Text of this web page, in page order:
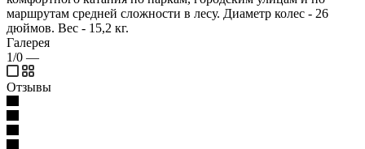
маршрутам средней сложности в лесу. Диаметр колес - 26
дюймов. Вес - 15,2 кг.
Галерея
1/0 —
Отзывы